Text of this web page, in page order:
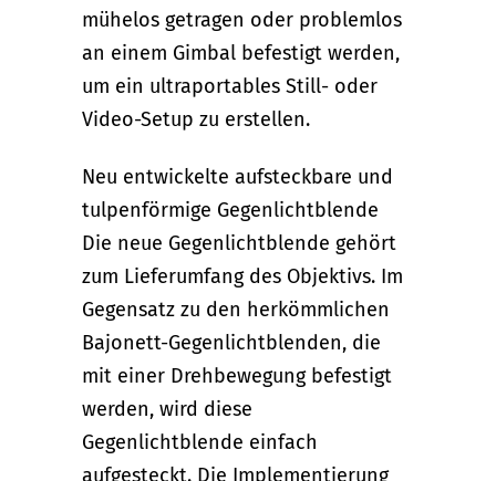
mühelos getragen oder problemlos
an einem Gimbal befestigt werden,
um ein ultraportables Still- oder
Video-Setup zu erstellen.
Neu entwickelte aufsteckbare und
tulpenförmige Gegenlichtblende
Die neue Gegenlichtblende gehört
zum Lieferumfang des Objektivs. Im
Gegensatz zu den herkömmlichen
Bajonett-Gegenlichtblenden, die
mit einer Drehbewegung befestigt
werden, wird diese
Gegenlichtblende einfach
aufgesteckt. Die Implementierung